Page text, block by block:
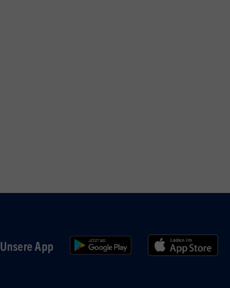
Unsere App